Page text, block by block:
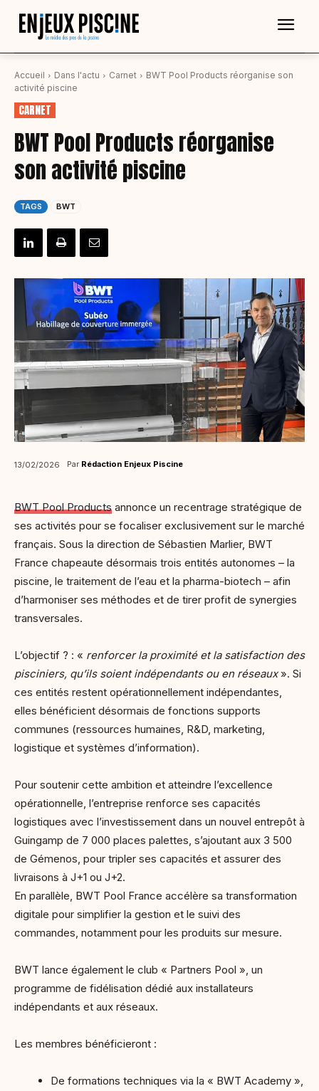
Accueil Dans l'actu Carnet
BWT Pool Products réorganise son
activité piscine
CARNET
BWT Pool Products réorganise
son activité piscine
TAGS BWT
13/02/2026 Par Rédaction Enjeux Piscine
BWT Pool Products annonce un recentrage stratégique de
ses activités pour se focaliser exclusivement sur le marché
français. Sous la direction de Sébastien Marlier, BWT
France chapeaute désormais trois entités autonomes – la
piscine, le traitement de l’eau et la pharma-biotech – afin
d’harmoniser ses méthodes et de tirer profit de synergies
transversales.
L’objectif ? : « renforcer la proximité et la satisfaction des
pisciniers, qu’ils soient indépendants ou en réseaux». Si
ces entités restent opérationnellement indépendantes,
elles bénéficient désormais de fonctions supports
communes (ressources humaines, R&D, marketing,
logistique et systèmes d’information).
Pour soutenir cette ambition et atteindre l’excellence
opérationnelle, l’entreprise renforce ses capacités
logistiques avec l’investissement dans un nouvel entrepôt à
Guingamp de 7 000 places palettes, s’ajoutant aux 3 500
de Gémenos, pour tripler ses capacités et assurer des
livraisons à J+1 ou J+2.
En parallèle, BWT Pool France accélère sa transformation
digitale pour simplifier la gestion et le suivi des
commandes, notamment pour les produits sur mesure.
BWT lance également le club « Partners Pool », un
programme de fidélisation dédié aux installateurs
indépendants et aux réseaux.
Les membres bénéficieront :
De formations techniques via la « BWT Academy »,